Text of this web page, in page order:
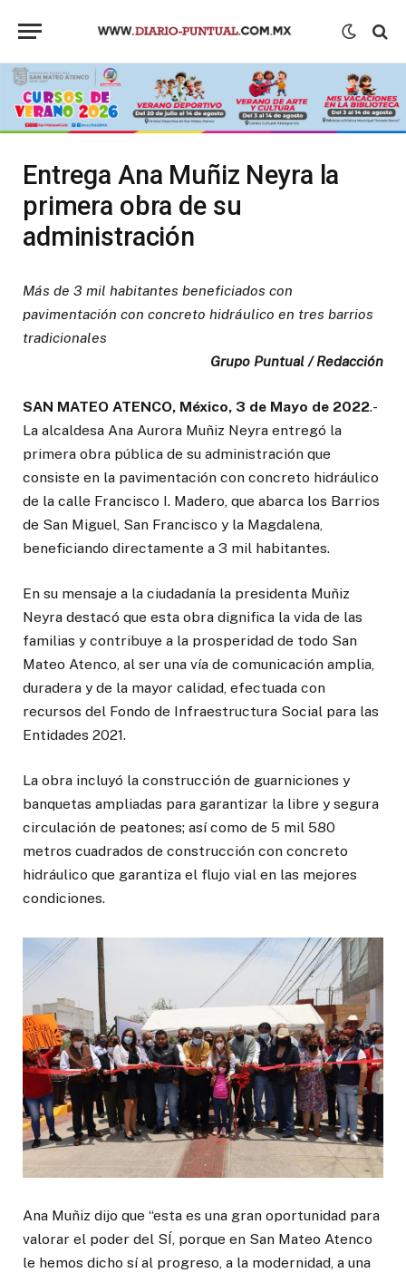
Entrega Ana Muñiz Neyra la
primera obra de su
administración
Más de 3 mil habitantes beneficiados con
pavimentación con concreto hidráulico en tres barrios
tradicionales
Grupo Puntual / Redacción
SAN MATEO ATENCO, México, 3 de Mayo de 2022.-
La alcaldesa Ana Aurora Muñiz Neyra entregó la
primera obra pública de su administración que
consiste en la pavimentación con concreto hidráulico
de la calle Francisco I. Madero, que abarca los Barrios
de San Miguel, San Francisco y la Magdalena,
beneficiando directamente a 3 mil habitantes.
En su mensaje a la ciudadanía la presidenta Muñiz
Neyra destacó que esta obra dignifica la vida de las
familias y contribuye a la prosperidad de todo San
Mateo Atenco, al ser una vía de comunicación amplia,
duradera y de la mayor calidad, efectuada con
recursos del Fondo de Infraestructura Social para las
Entidades 2021.
La obra incluyó la construcción de guarniciones y
banquetas ampliadas para garantizar la libre y segura
circulación de peatones; así como de 5 mil 580
metros cuadrados de construcción con concreto
hidráulico que garantiza el flujo vial en las mejores
condiciones.
Ana Muñiz dijo que “esta es una gran oportunidad para
valorar el poder del SÍ, porque en San Mateo Atenco
le hemos dicho sí al progreso, a la modernidad, a una